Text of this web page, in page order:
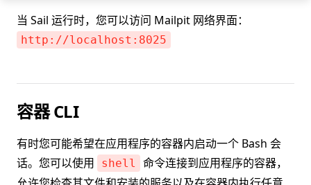
当 Sail 运行时，您可以访问 Mailpit 网络界面：
http://localhost:8025
容器 CLI
有时您可能希望在应用程序的容器内启动一个 Bash 会
话。您可以使用
shell
命令连接到应用程序的容器，